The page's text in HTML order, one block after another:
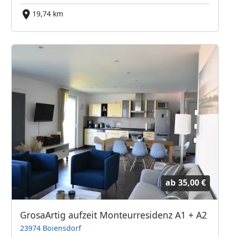
19,74 km
ab 35,00 €
GrosaArtig aufzeit Monteurresidenz A1 + A2
23974 Boiensdorf